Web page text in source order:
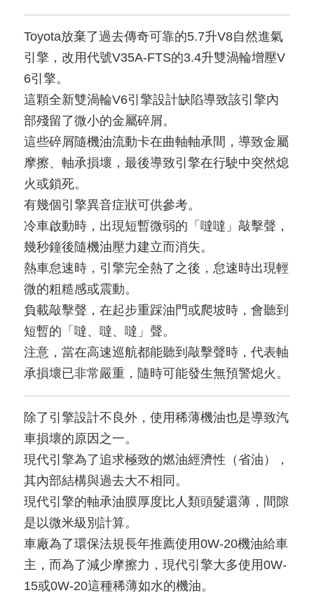
Toyota放棄了過去傳奇可靠的5.7升V8自然進氣
引擎，改用代號V35A-FTS的3.4升雙渦輪增壓V
6引擎。
這顆全新雙渦輪V6引擎設計缺陷導致該引擎內
部殘留了微小的金屬碎屑。
這些碎屑隨機油流動卡在曲軸軸承間，導致金屬
摩擦、軸承損壞，最後導致引擎在行駛中突然熄
火或鎖死。
有幾個引擎異音症狀可供參考。
冷車啟動時，出現短暫微弱的「噠噠」敲擊聲，
幾秒鐘後隨機油壓力建立而消失。
熱車怠速時，引擎完全熱了之後，怠速時出現輕
微的粗糙感或震動。
負載敲擊聲，在起步重踩油門或爬坡時，會聽到
短暫的「噠、噠、噠」聲。
注意，當在高速巡航都能聽到敲擊聲時，代表軸
承損壞已非常嚴重，隨時可能發生無預警熄火。
除了引擎設計不良外，使用稀薄機油也是導致汽
車損壞的原因之一。
現代引擎為了追求極致的燃油經濟性（省油），
其內部結構與過去大不相同。
現代引擎的軸承油膜厚度比人類頭髮還薄，間隙
是以微米級別計算。
車廠為了環保法規長年推薦使用0W-20機油給車
主，而為了減少摩擦力，現代引擎大多使用0W-
15或0W-20這種稀薄如水的機油。